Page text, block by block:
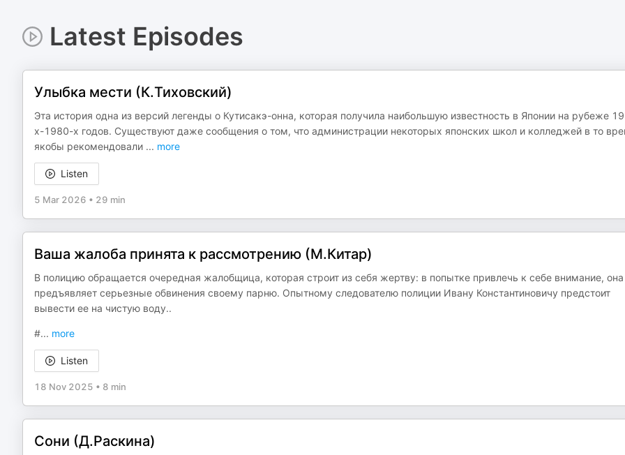
Latest Episodes
Улыбка мести (К.Тиховский)
Эта история одна из версий легенды о Кутисакэ-онна, которая получила наибольшую известность в Японии на рубеже
х-1980-х годов. Существуют даже сообщения о том, что администрации некоторых японских школ и колледжей в то
якобы рекомендовали ... more
Listen
5 Mar 2026 • 29 min
Ваша жалоба принята к рассмотрению (М.Китар)
В полицию обращается очередная жалобщица, которая строит из себя жертву: в попытке привлечь к себе внимание, она
предъявляет серьезные обвинения своему парню. Опытному следователю полиции Ивану Константиновичу предстоит
вывести ее на чистую воду..
#... more
Listen
18 Nov 2025 • 8 min
Сони (Д.Раскина)